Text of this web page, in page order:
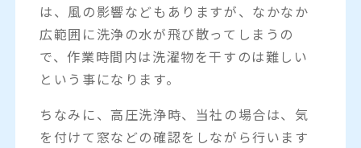
は、風の影響などもありますが、なかなか
広範囲に洗浄の水が飛び散ってしまうの
で、作業時間内は洗濯物を干すのは難しい
という事になります。
ちなみに、高圧洗浄時、当社の場合は、気
を付けて窓などの確認をしながら行います